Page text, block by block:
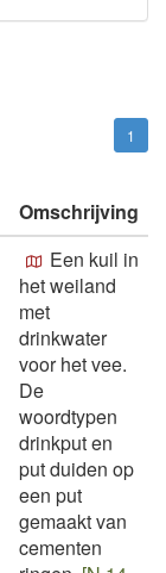
1
Omschrijving
Een kuil in
het weiland
met
drinkwater
voor het vee.
De
woordtypen
drinkput en
put duiden op
een put
gemaakt van
cementen